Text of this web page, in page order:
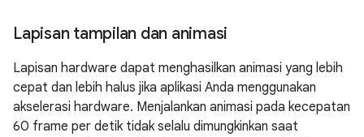
Lapisan tampilan dan animasi
Lapisan hardware dapat menghasilkan animasi yang lebih
cepat dan lebih halus jika aplikasi Anda menggunakan
akselerasi hardware. Menjalankan animasi pada kecepatan
60 frame per detik tidak selalu dimungkinkan saat